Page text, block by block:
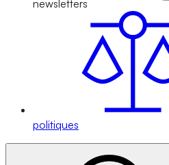
newsletters
politiques